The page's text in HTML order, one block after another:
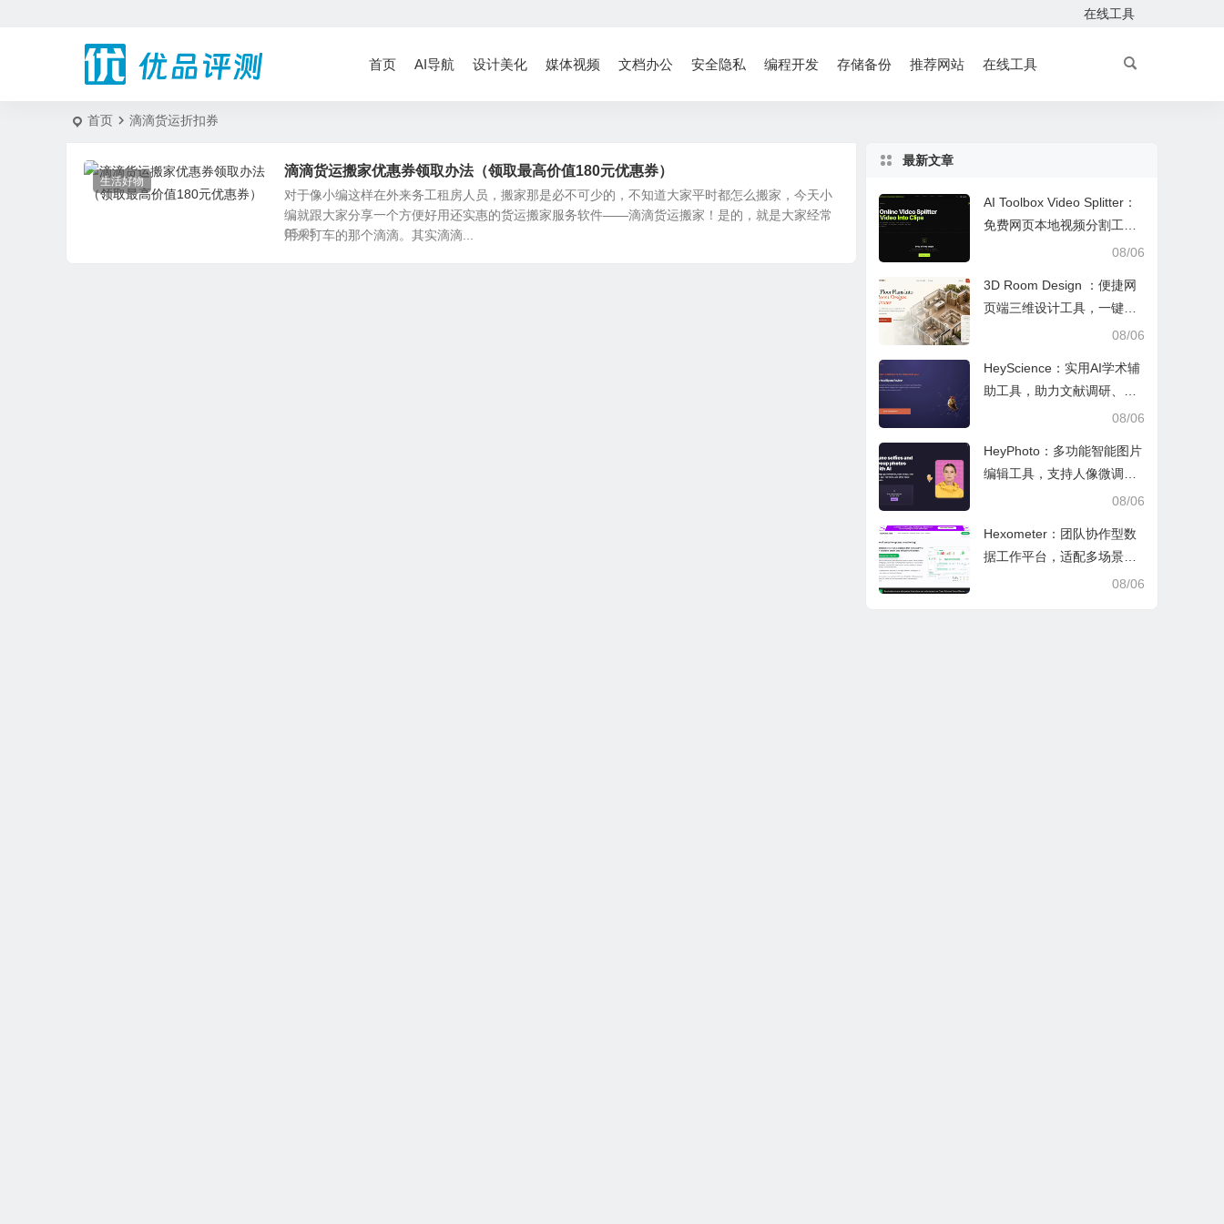
在线工具
首页 AI导航 设计美化 媒体视频 文档办公 安全隐私 编程开发 存储备份 推荐网站 在线工具
首页 滴滴货运折扣券
生活好物
滴滴货运搬家优惠券领取办法（领取最高价值180元优惠券）
对于像小编这样在外来务工租房人员，搬家那是必不可少的，不知道大家平时都怎么搬家，今天小
编就跟大家分享一个方便好用还实惠的货运搬家服务软件——滴滴货运搬家！是的，就是大家经常
用来打车的那个滴滴。其实滴滴...
05/05
最新文章
AI Toolbox Video Splitter：
免费网页本地视频分割工
具，多模式裁切高清视频且
08/06
3D Room Design ：便捷网
页端三维设计工具，一键户
型建模、实时改色布景助力
08/06
HeyScience：实用AI学术辅
助工具，助力文献调研、论
文审阅与日常学业研究工作
08/06
HeyPhoto：多功能智能图片
编辑工具，支持人像微调、
艺术创作与日常隐私防护08/06
Hexometer：团队协作型数
据工作平台，适配多场景数
据分析、高效办公与企业安
08/06